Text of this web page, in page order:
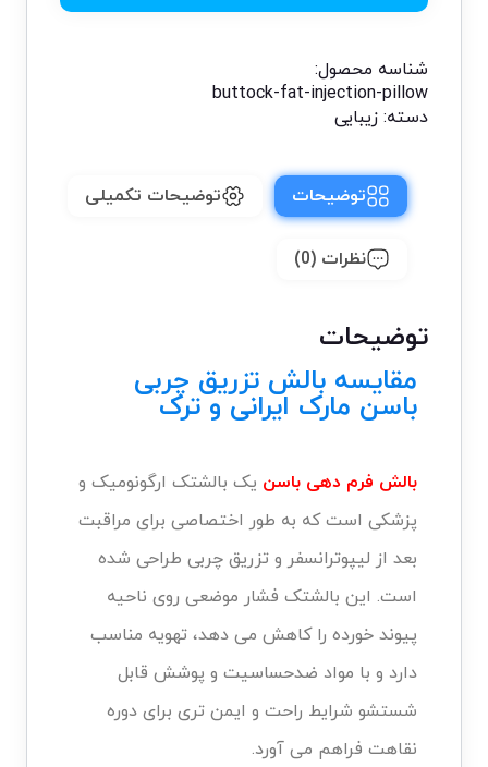
شناسه محصول:
buttock-fat-injection-pillow
دسته:زیبایی
توضیحات توضیحات تکمیلی
نظرات (0)
توضیحات
مقایسه بالش تزریق چربی
باسن مارک ایرانی و ترک
بالش فرم دهی باسن یک بالشتک ارگونومیک و
پزشکی است که به طور اختصاصی برای مراقبت
بعد از لیپوترانسفر و تزریق چربی طراحی شده
است. این بالشتک فشار موضعی روی ناحیه
پیوند خورده را کاهش می دهد، تهویه مناسب
دارد و با مواد ضدحساسیت و پوشش قابل
شستشو شرایط راحت و ایمن تری برای دوره
نقاهت فراهم می آورد.